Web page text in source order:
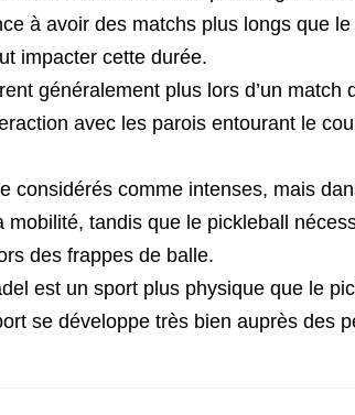
à avoir des matchs plus longs que
impacter cette durée.
généralement plus lors d’un match
avec les parois entourant le
considérés comme intenses, mais
tandis que le pickleball
des frappes de balle.
est un sport plus physique que le
se développe très bien auprès des